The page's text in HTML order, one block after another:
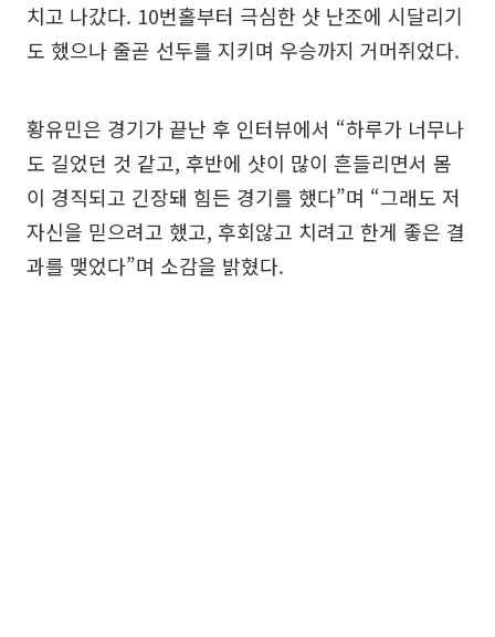
치고 나갔다. 10번홀부터 극심한 샷 난조에 시달리기
도 했으나 줄곧 선두를 지키며 우승까지 거머쥐었다.
황유민은 경기가 끝난 후 인터뷰에서 “하루가 너무나
도 길었던 것 같고, 후반에 샷이 많이 흔들리면서 몸
이 경직되고 긴장돼 힘든 경기를 했다”며 “그래도 저
자신을 믿으려고 했고, 후회않고 치려고 한게 좋은 결
과를 맺었다”며 소감을 밝혔다.